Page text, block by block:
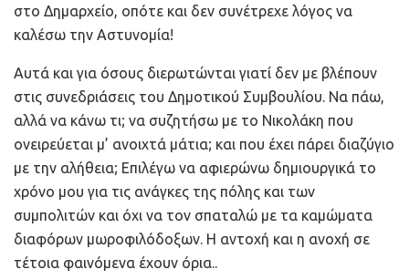
στο Δημαρχείο, οπότε και δεν συνέτρεχε λόγος να
καλέσω την Αστυνομία!
Αυτά και για όσους διερωτώνται γιατί δεν με βλέπουν
στις συνεδριάσεις του Δημοτικού Συμβουλίου. Να πάω,
αλλά να κάνω τι; να συζητήσω με το Νικολάκη που
ονειρεύεται μ’ ανοιχτά μάτια; και που έχει πάρει διαζύγιο
με την αλήθεια; Επιλέγω να αφιερώνω δημιουργικά το
χρόνο μου για τις ανάγκες της πόλης και των
συμπολιτών και όχι να τον σπαταλώ με τα καμώματα
διαφόρων μωροφιλόδοξων. Η αντοχή και η ανοχή σε
τέτοια φαινόμενα έχουν όρια..